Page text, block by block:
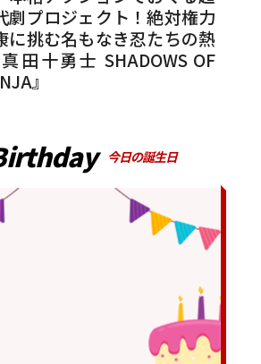
今日の誕生日
劇プロジェクト！絶対権力
に挑む名もなき忍たちの熱
田十勇士 SHADOWS OF
』